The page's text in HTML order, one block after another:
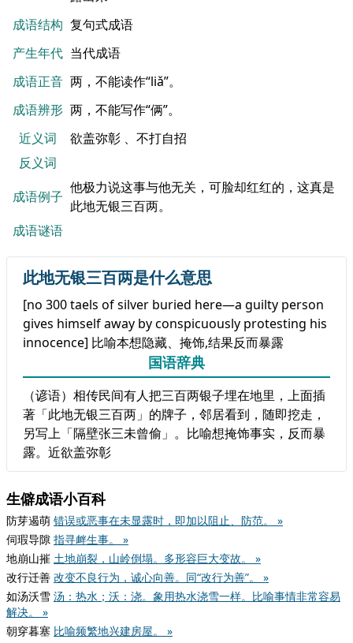
成语结构 复句式成语
产生年代 当代成语
成语正音 两，不能读作“liǎ”。
成语辨形 两，不能写作“俩”。
近义词
欲盖弥彰 、不打自招
反义词
成语例子
他极力说这事与他无关，可脸却红红的，这真是
此地无银三百两。
成语谜语
此地无银三百两是什么意思
[no 300 taels of silver buried here—a guilty person
gives himself away by conspicuously protesting his
innocence] 比喻本想隐藏、掩饰,结果反而暴露
国语辞典
（谚语）​相传民间有人把三百两银子埋在地里，上面插
著「此地无银三百两」的牌子，邻居看到，随即挖走，
另写上「隔壁张三未曾偷」。比喻想掩饰事实，反而暴
露。近欲盖弥彰
生僻成语小百科
防芽遏萌 错误或恶事在未显露时，即加以阻止、防范。 »
伺瑕导隙 指寻衅生事。 »
地崩山摧 土地崩裂，山岭倒塌。多形容巨大变故。 »
改行迁善 改变不良行为，诚心向善。同“改行为善”。 »
如汤沃雪 汤：热水；沃：浇。象用热水浇雪一样。比喻事情非常容易
解决。 »
朝穿暮塞 比喻频繁地兴建房屋。 »